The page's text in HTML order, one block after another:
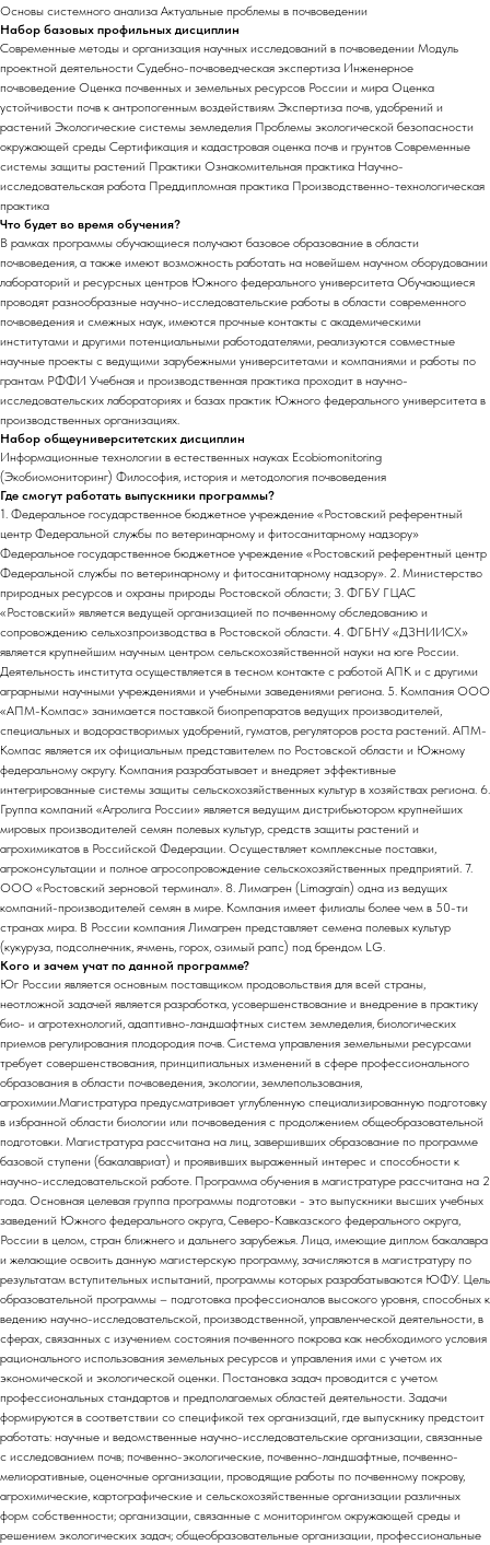
Основы системного анализа Актуальные проблемы в почвоведении
Набор базовых профильных дисциплин
Современные методы и организация научных исследований в почвоведении Модуль
проектной деятельности Судебно-почвоведческая экспертиза Инженерное
почвоведение Оценка почвенных и земельных ресурсов России и мира Оценка
устойчивости почв к антропогенным воздействиям Экспертиза почв, удобрений и
растений Экологические системы земледелия Проблемы экологической безопасности
окружающей среды Сертификация и кадастровая оценка почв и грунтов Современные
системы защиты растений Практики Ознакомительная практика Научно-
исследовательская работа Преддипломная практика Производственно-технологическая
практика
Что будет во время обучения?
В рамках программы обучающиеся получают базовое образование в области
почвоведения, а также имеют возможность работать на новейшем научном оборудовании
лабораторий и ресурсных центров Южного федерального университета Обучающиеся
проводят разнообразные научно-исследовательские работы в области современного
почвоведения и смежных наук, имеются прочные контакты с академическими
институтами и другими потенциальными работодателями, реализуются совместные
научные проекты с ведущими зарубежными университетами и компаниями и работы по
грантам РФФИ Учебная и производственная практика проходит в научно-
исследовательских лабораториях и базах практик Южного федерального университета в
производственных организациях.
Набор общеуниверситетских дисциплин
Информационные технологии в естественных науках Ecobiomonitoring
(Экобиомониторинг) Философия, история и методология почвоведения
Где смогут работать выпускники программы?
1. Федеральное государственное бюджетное учреждение «Ростовский референтный
центр Федеральной службы по ветеринарному и фитосанитарному надзору»
Федеральное государственное бюджетное учреждение «Ростовский референтный центр
Федеральной службы по ветеринарному и фитосанитарному надзору». 2. Министерство
природных ресурсов и охраны природы Ростовской области; 3. ФГБУ ГЦАС
«Ростовский» является ведущей организацией по почвенному обследованию и
сопровождению сельхозпроизводства в Ростовской области. 4. ФГБНУ «ДЗНИИСХ»
является крупнейшим научным центром сельскохозяйственной науки на юге России.
Деятельность института осуществляется в тесном контакте с работой АПК и с другими
аграрными научными учреждениями и учебными заведениями региона. 5. Компания ООО
«АПМ-Компас» занимается поставкой биопрепаратов ведущих производителей,
специальных и водорастворимых удобрений, гуматов, регуляторов роста растений. АПМ-
Компас является их официальным представителем по Ростовской области и Южному
федеральному округу. Компания разрабатывает и внедряет эффективные
интегрированные системы защиты сельскохозяйственных культур в хозяйствах региона. 6.
Группа компаний «Агролига России» является ведущим дистрибьютором крупнейших
мировых производителей семян полевых культур, средств защиты растений и
агрохимикатов в Российской Федерации. Осуществляет комплексные поставки,
агроконсультации и полное агросопровождение сельскохозяйственных предприятий. 7.
ООО «Ростовский зерновой терминал». 8. Лимагрен (Limagrain) одна из ведущих
компаний-производителей семян в мире. Компания имеет филиалы более чем в 50-ти
странах мира. В России компания Лимагрен представляет семена полевых культур
(кукуруза, подсолнечник, ячмень, горох, озимый рапс) под брендом LG.
Кого и зачем учат по данной программе?
Юг России является основным поставщиком продовольствия для всей страны,
неотложной задачей является разработка, усовершенствование и внедрение в практику
био- и агротехнологий, адаптивно-ландшафтных систем земледелия, биологических
приемов регулирования плодородия почв. Система управления земельными ресурсами
требует совершенствования, принципиальных изменений в сфере профессионального
образования в области почвоведения, экологии, землепользования,
агрохимии.Магистратура предусматривает углубленную специализированную подготовку
в избранной области биологии или почвоведения с продолжением общеобразовательной
подготовки. Магистратура рассчитана на лиц, завершивших образование по программе
базовой ступени (бакалавриат) и проявивших выраженный интерес и способности к
научно-исследовательской работе. Программа обучения в магистратуре рассчитана на 2
года. Основная целевая группа программы подготовки - это выпускники высших учебных
заведений Южного федерального округа, Северо-Кавказского федерального округа,
России в целом, стран ближнего и дальнего зарубежья. Лица, имеющие диплом бакалавра
и желающие освоить данную магистерскую программу, зачисляются в магистратуру по
результатам вступительных испытаний, программы которых разрабатываются ЮФУ. Цель
образовательной программы – подготовка профессионалов высокого уровня, способных к
ведению научно-исследовательской, производственной, управленческой деятельности, в
сферах, связанных с изучением состояния почвенного покрова как необходимого условия
рационального использования земельных ресурсов и управления ими с учетом их
экономической и экологической оценки. Постановка задач проводится с учетом
профессиональных стандартов и предполагаемых областей деятельности. Задачи
формируются в соответствии со спецификой тех организаций, где выпускнику предстоит
работать: научные и ведомственные научно-исследовательские организации, связанные
с исследованием почв; почвенно-экологические, почвенно-ландшафтные, почвенно-
мелиоративные, оценочные организации, проводящие работы по почвенному покрову,
агрохимические, картографические и сельскохозяйственные организации различных
форм собственности; организации, связанные с мониторингом окружающей среды и
решением экологических задач; общеобразовательные организации, профессиональные